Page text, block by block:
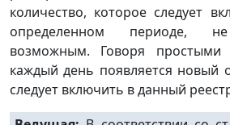
количество, которое следует
определенном периоде, не
возможным. Говоря
каждый день появляется новый
следует включить в данный